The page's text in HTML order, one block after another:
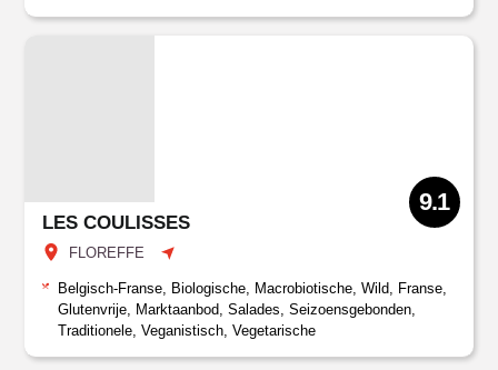
LES COULISSES
FLOREFFE
9.1
Belgisch-Franse, Biologische, Macrobiotische, Wild, Franse,
Glutenvrije, Marktaanbod, Salades, Seizoensgebonden,
Traditionele, Veganistisch, Vegetarische